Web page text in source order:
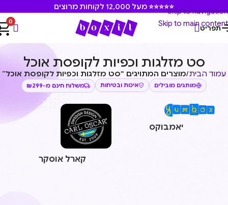
Skip to navigation
Skip to main content
⭐⭐⭐⭐⭐ מעל 12,000 לקוחות מרוצים
תפריט
0
סט מזלגות וכפיות לקופסת אוכל
עמוד הבית/מוצרים המתויגים “סט מזלגות וכפיות לקופסת אוכל”
מותגים מובילים איכות ובטיחות משלוח חינם מ-₪299
יאמבוקס
קארל אוסקר